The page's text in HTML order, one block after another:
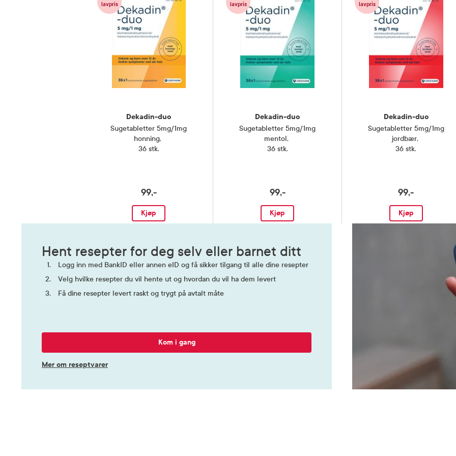
klorheksidindihydroklorid,
lidokainhydrokloridmonohydrat eller noen av
de andre innholdsstoffene i dette legemidlet.
Snakk med lege eller apotek dersom du
bruker, nylig har brukt eller planlegger å
bruke andre legemidler.
Rådfør deg med lege før bruk dersom du er
lavpris
Dekadin-duo
Sugetabletter 5mg/1mg
honning,
36 stk.
99,-
Kjøp
lavpris
Dekadin-duo
Sugetabletter 5mg/1mg
mentol,
36 stk.
99,-
Kjøp
lavpris
Dekadin-duo
Sugetabletter 5mg/1mg
jordbær,
36 stk.
99,-
Kjøp
Hent resepter for deg selv eller barnet ditt
Logg inn med BankID eller annen eID og få sikker tilgang til alle dine resepter
Velg hvilke resepter du vil hente ut og hvordan du vil ha dem levert
Få dine resepter levert raskt og trygt på avtalt måte
Kom i gang
Mer om reseptvarer